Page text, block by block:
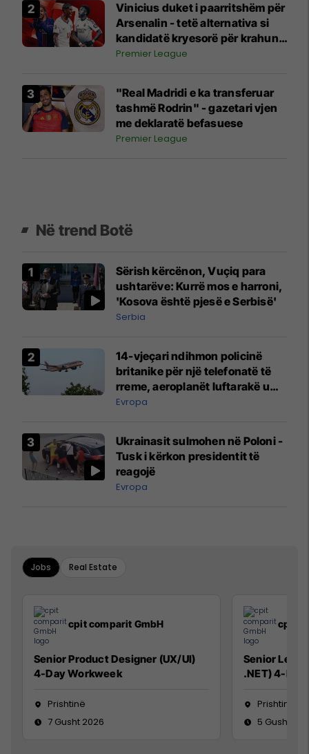
Vinicius duket i paarritshëm për
Arsenalin - tetë alternativa si
kandidatë kryesorë për krahun
e majtë te Topçinjtë
Premier League
"Real Madridi e ka transferuar
tashmë Rodrin" - gazetari vjen
me deklaratë befasuese
Premier League
Në trend Botë
Sërish kërcënon, Vuçiq para
ushtarëve: Kurrë mos e harroni,
'Kosova është pjesë e Serbisë'
Serbia
14-vjeçari ndihmon policinë
britanike për një telefonatë të
rreme, aeroplanët luftarakë u
ngritën në ajër për të
Mançesterit
Evropa
Ukrainasit sulmohen në Poloni -
Tusk i kërkon presidentit të
reagojë
Evropa
Jobs Real Estate
cpit comparit GmbH
Senior Product Designer (UX/UI)
4-Day Workweek
Prishtinë
7 Gusht 2026
cpit
Senior Lead
.NET) 4-
Prishtinë
5 Gusht